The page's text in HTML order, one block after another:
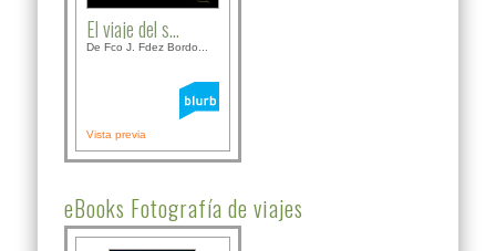
El viaje del s...
De Fco J. Fdez Bordo...
Vista previa
eBooks Fotografía de viajes